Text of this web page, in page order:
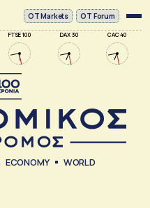
FTSE 100 DAX 30 CAC 40
ΟΤ Markets OT Forum
ECONOMY WORLD